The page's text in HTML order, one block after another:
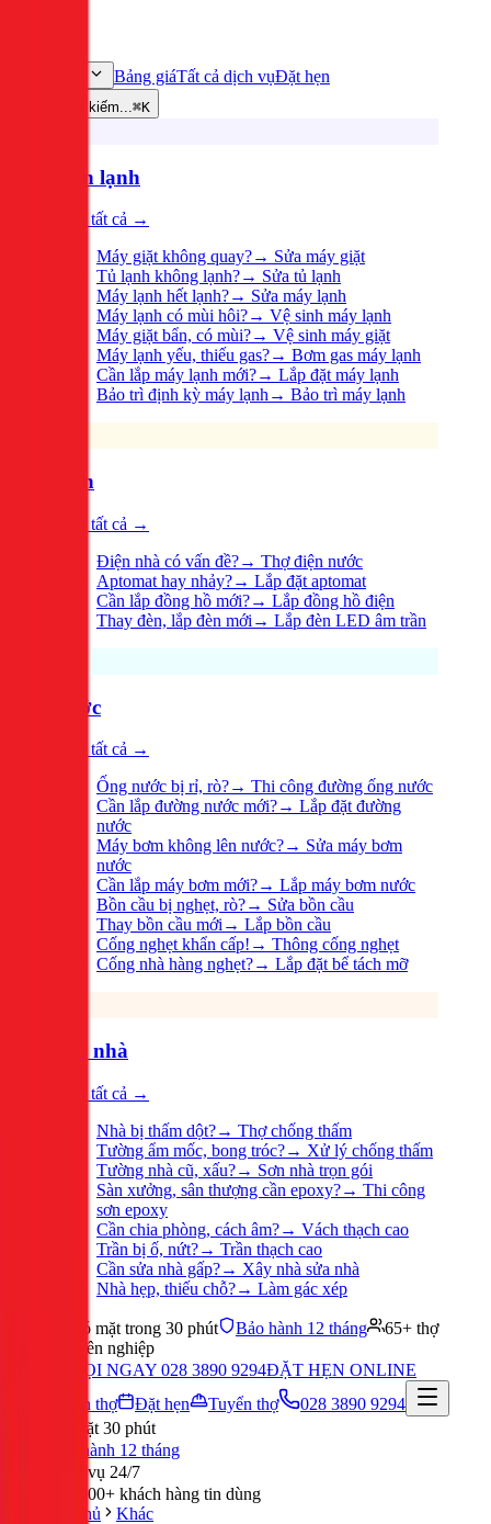
Bảng giáTất cả dịch vụĐặt hẹn
Tìm kiếm...⌘K
Điện lạnh
Xem tất cả →
Máy giặt không quay?→ Sửa máy giặt
Tủ lạnh không lạnh?→ Sửa tủ lạnh
Máy lạnh hết lạnh?→ Sửa máy lạnh
Máy lạnh có mùi hôi?→ Vệ sinh máy lạnh
Máy giặt bẩn, có mùi?→ Vệ sinh máy giặt
Máy lạnh yếu, thiếu gas?→ Bơm gas máy lạnh
Cần lắp máy lạnh mới?→ Lắp đặt máy lạnh
Bảo trì định kỳ máy lạnh→ Bảo trì máy lạnh
Điện
Xem tất cả →
Điện nhà có vấn đề?→ Thợ điện nước
Aptomat hay nhảy?→ Lắp đặt aptomat
Cần lắp đồng hồ mới?→ Lắp đồng hồ điện
Thay đèn, lắp đèn mới → Lắp đèn LED âm trần
Nước
Xem tất cả →
Ống nước bị rỉ, rò?→ Thi công đường ống nước
Cần lắp đường nước mới?→ Lắp đặt đường
nước
Máy bơm không lên nước?→ Sửa máy bơm
nước
Cần lắp máy bơm mới?→ Lắp máy bơm nước
Bồn cầu bị nghẹt, rò?→ Sửa bồn cầu
Thay bồn cầu mới → Lắp bồn cầu
Cống nghẹt khẩn cấp! → Thông cống nghẹt
Cống nhà hàng nghẹt?→ Lắp đặt bể tách mỡ
Sửa nhà
Xem tất cả →
Nhà bị thấm dột?→ Thợ chống thấm
Tường ẩm mốc, bong tróc?→ Xử lý chống thấm
Tường nhà cũ, xấu?→ Sơn nhà trọn gói
Sàn xưởng, sân thượng cần epoxy?→ Thi công
sơn epoxy
Cần chia phòng, cách âm?→ Vách thạch cao
Trần bị ố, nứt?→ Trần thạch cao
Cần sửa nhà gấp?→ Xây nhà sửa nhà
Nhà hẹp, thiếu chỗ?→ Làm gác xép
Có mặt trong 30 phút Bảo hành 12 tháng
65+ thợ
chuyên nghiệp
GỌI NGAY 028 3890 9294ĐẶT HẸN ONLINE
Tuyển thợ
Đặt hẹn Tuyển thợ
028 3890 9294
Có mặt 30 phút
Bảo hành 12 tháng
Phục vụ 24/7
300,000+ khách hàng tin dùng
Trang chủ
Khác